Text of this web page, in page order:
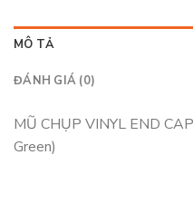
MÔ TẢ
ĐÁNH GIÁ (0)
MŨ CHỤP VINYL END
Green)